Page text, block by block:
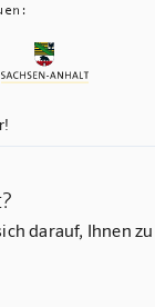
darauf, Ihnen zu